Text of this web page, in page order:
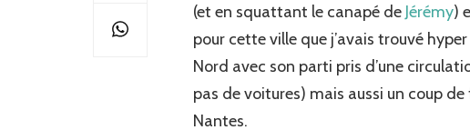
(et en squattant le canapé de Jérémy)
pour cette ville que j’avais trouvé
Nord avec son parti pris d’une
pas de voitures) mais aussi un coup de
Nantes.